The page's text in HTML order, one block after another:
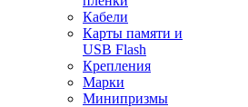
Кабели
Карты памяти и
USB Flash
Крепления
Марки
Минипризмы